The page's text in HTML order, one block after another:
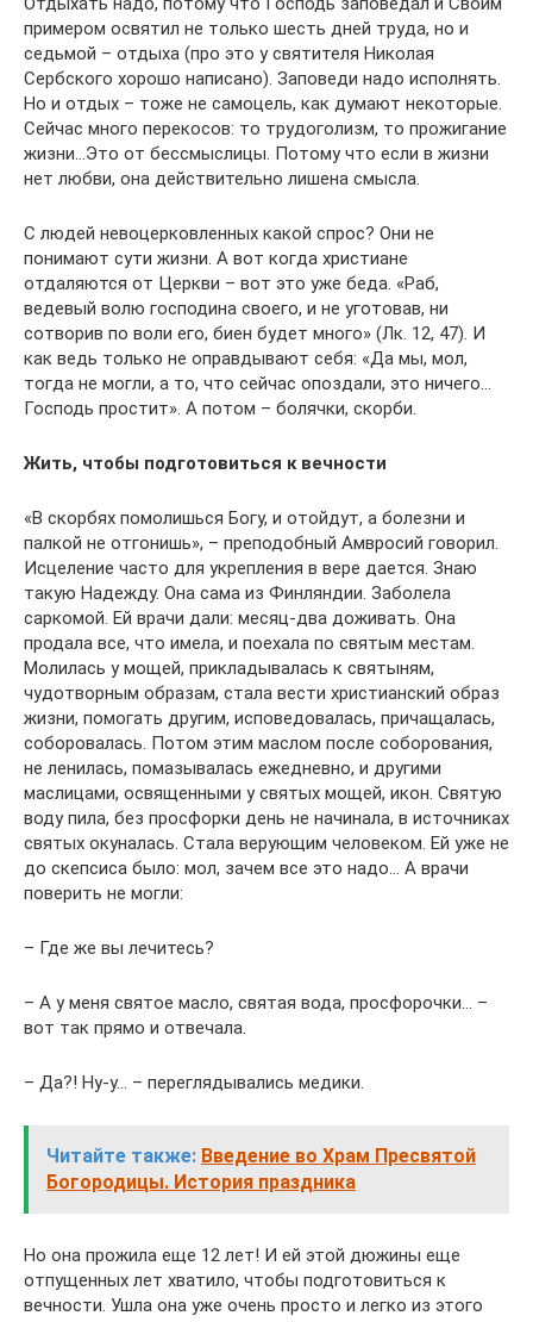
примером освятил не только шесть дней труда, но и
седьмой – отдыха (про это у святителя Николая
Сербского хорошо написано). Заповеди надо исполнять.
Но и отдых – тоже не самоцель, как думают некоторые.
Сейчас много перекосов: то трудоголизм, то прожигание
жизни…Это от бессмыслицы. Потому что если в жизни
нет любви, она действительно лишена смысла.
С людей невоцерковленных какой спрос? Они не
понимают сути жизни. А вот когда христиане
отдаляются от Церкви – вот это уже беда. «Раб,
ведевый волю господина своего, и не уготовав, ни
сотворив по воли его, биен будет много» (Лк. 12, 47). И
как ведь только не оправдывают себя: «Да мы, мол,
тогда не могли, а то, что сейчас опоздали, это ничего…
Господь простит». А потом – болячки, скорби.
Жить, чтобы подготовиться к вечности
«В скорбях помолишься Богу, и отойдут, а болезни и
палкой не отгонишь», – преподобный Амвросий говорил.
Исцеление часто для укрепления в вере дается. Знаю
такую Надежду. Она сама из Финляндии. Заболела
саркомой. Ей врачи дали: месяц-два доживать. Она
продала все, что имела, и поехала по святым местам.
Молилась у мощей, прикладывалась к святыням,
чудотворным образам, стала вести христианский образ
жизни, помогать другим, исповедовалась, причащалась,
соборовалась. Потом этим маслом после соборования,
не ленилась, помазывалась ежедневно, и другими
маслицами, освященными у святых мощей, икон. Святую
воду пила, без просфорки день не начинала, в источниках
святых окуналась. Стала верующим человеком. Ей уже не
до скепсиса было: мол, зачем все это надо… А врачи
поверить не могли:
– Где же вы лечитесь?
– А у меня святое масло, святая вода, просфорочки… –
вот так прямо и отвечала.
– Да?! Ну-у… – переглядывались медики.
Читайте также: Введение во Храм Пресвятой
Богородицы. История праздника
Но она прожила еще 12 лет! И ей этой дюжины еще
отпущенных лет хватило, чтобы подготовиться к
вечности. Ушла она уже очень просто и легко из этого